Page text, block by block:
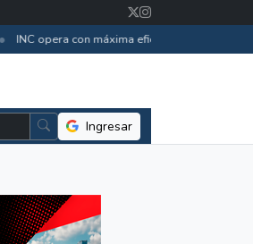
INC opera con máxima eficiencia y reservas de
Ingresar